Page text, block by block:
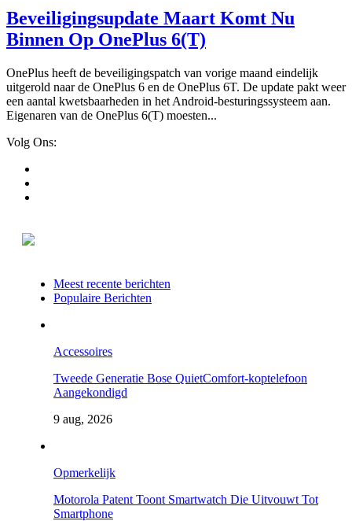
Beveiligingsupdate Maart Komt Nu
Binnen Op OnePlus 6(T)
OnePlus heeft de beveiligingspatch van vorige maand eindelijk
uitgerold naar de OnePlus 6 en de OnePlus 6T. De update pakt weer
een aantal kwetsbaarheden in het Android-besturingssysteem aan.
Eigenaren van de OnePlus 6(T) moesten...
Volg Ons:
Meest recente berichten
Populaire Berichten
Accessoires
Tweede Generatie Bose QuietComfort-koptelefoon
Aangekondigd
9 aug, 2026
Opmerkelijk
Motorola Patent Toont Smartwatch Die Uitvouwt Tot
Smartphone